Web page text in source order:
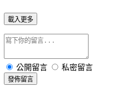
載入更多
公開留言 私密留言
發佈留言